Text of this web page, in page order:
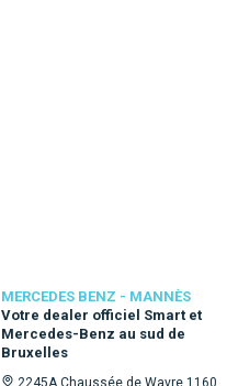
MERCEDES BENZ - MANNÈS
Votre dealer officiel Smart et
Mercedes-Benz au sud de
Bruxelles
2245A Chaussée de Wavre 1160